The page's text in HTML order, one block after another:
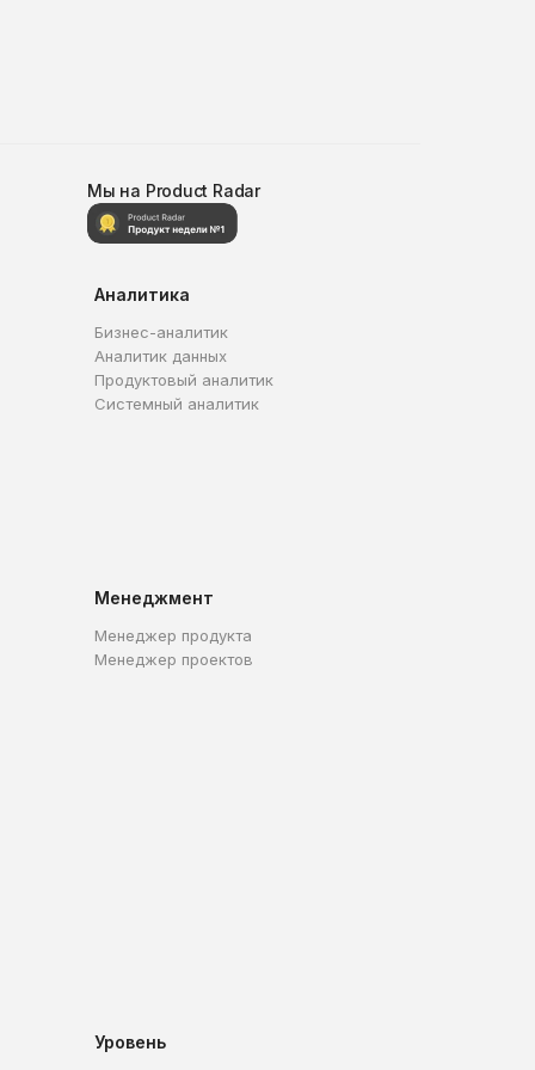
Мы на Product Radar
Аналитика
Бизнес-аналитик
Аналитик данных
Продуктовый аналитик
Системный аналитик
Менеджмент
Менеджер продукта
Менеджер проектов
Уровень